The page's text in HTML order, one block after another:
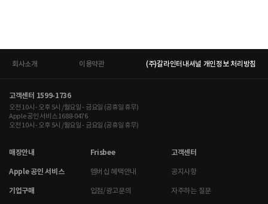
회사소개 이용약관 (주)갈라인터내셔널 개인정보 처리방침
고객센터 1599-1736
오전 10시 - 오후 5시 /월요일 - 금요일 (공휴일 휴무)
Apple 공인 서비스 1688-0476
오전 10시 - 오후 5시 /월요일 - 금요일 (공휴일 휴무)
매장안내
Apple 공인 서비스
기업구매
Frisbee
멤버십 혜택안내
입점/광고문의
고객센터
공지사항
자주하는 질문